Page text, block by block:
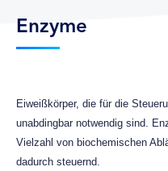
Enzyme
Eiweißkörper, die für die
unabdingbar notwendig sind.
Vielzahl von biochemischen
dadurch steuernd.